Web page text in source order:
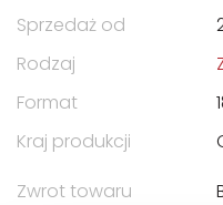
Sprzedaż od
Rodzaj
Format
Kraj produkcji
Zwrot towaru